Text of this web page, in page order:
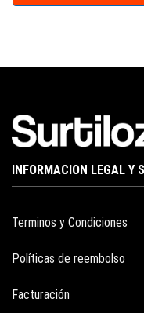
INFORMACION LEGAL Y
Terminos y Condiciones
Políticas de reembolso
Facturación